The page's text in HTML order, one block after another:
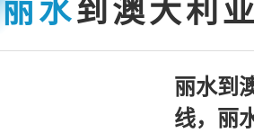
丽水到澳大利
丽水到
线，丽